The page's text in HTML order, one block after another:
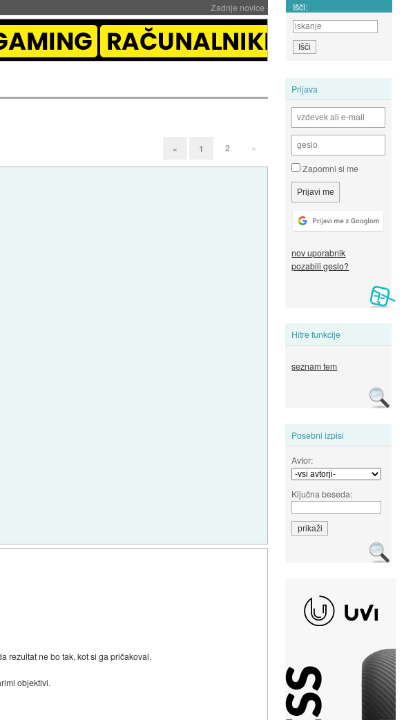
Zadnje novice Išči:
Prijava
Zapomni si me
nov uporabnik
pozabili geslo?
Hitre funkcije
seznam tem
Posebni izpisi
Avtor:
Ključna beseda:
« 1 2 »
rezultat ne bo tak, kot si ga pričakoval.
objektivi.